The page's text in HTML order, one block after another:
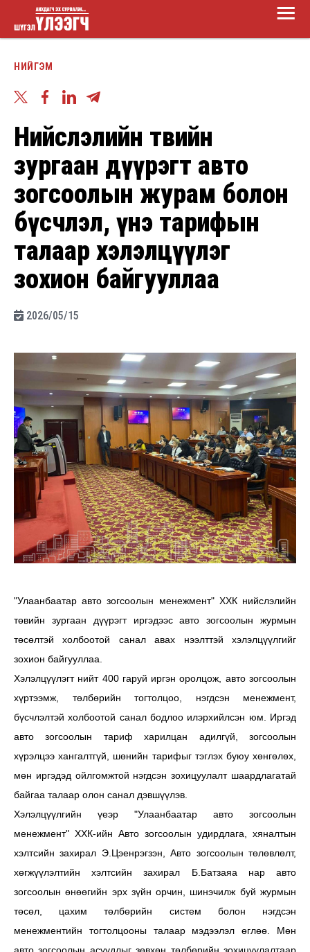
Skip
to
үлээгч
Main
Menu
НИЙГЭМ
Нийслэлийн төвийн
зургаан дүүрэгт авто
зогсоолын журам болон
бүсчлэл, үнэ тарифын
талаар хэлэлцүүлэг
зохион байгууллаа
2026/05/15
"Улаанбаатар авто зогсоолын менежмент" ХХК нийслэлийн
төвийн зургаан дүүрэгт иргэдээс авто зогсоолын журмын
төсөлтэй холбоотой санал авах нээлттэй хэлэлцүүлгийг
зохион байгууллаа.
Хэлэлцүүлэгт нийт 400 гаруй иргэн оролцож, авто зогсоолын
хүртээмж, төлбөрийн тогтолцоо, нэгдсэн менежмент,
бүсчлэлтэй холбоотой санал бодлоо илэрхийлсэн юм. Иргэд
авто зогсоолын тариф харилцан адилгүй, зогсоолын
хүрэлцээ хангалтгүй, шөнийн тарифыг тэглэх буюу хөнгөлөх,
мөн иргэдэд ойлгомжтой нэгдсэн зохицуулалт шаардлагатай
байгаа талаар олон санал дэвшүүлэв.
Хэлэлцүүлгийн үеэр "Улаанбаатар авто зогсоолын
менежмент" ХХК-ийн Авто зогсоолын удирдлага, хяналтын
хэлтсийн захирал Э.Цэенрэгзэн, Авто зогсоолын төлөвлөлт,
хөгжүүлэлтийн хэлтсийн захирал Б.Батзаяа нар авто
зогсоолын өнөөгийн эрх зүйн орчин, шинэчилж буй журмын
төсөл, цахим төлбөрийн систем болон нэгдсэн
менежментийн тогтолцооны талаар мэдээлэл өглөө. Мөн